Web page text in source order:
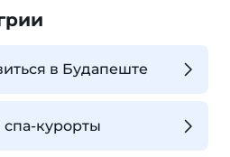
в Будапеште
спа-курорты